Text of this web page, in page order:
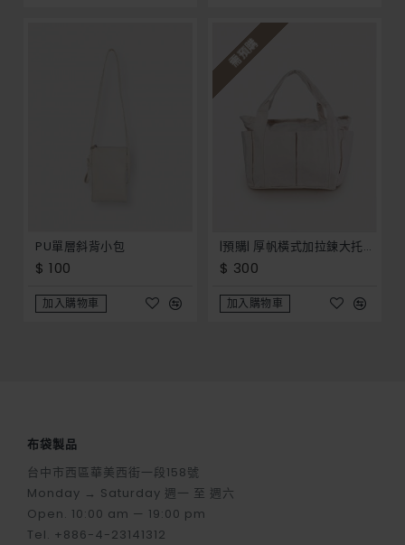
PU單層斜背小包
$ 100
加入購物車
需預購
|預購| 厚帆橫式加拉鍊大托特袋-2色
$ 300
加入購物車
布袋製品
台中市西區華美西街一段158號
Monday → Saturday 週一 至 週六
Open. 10:00 am — 19:00 pm
Tel. +886-4-23141312